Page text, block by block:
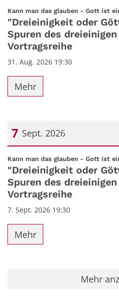
Kann man das glauben - Gott ist
"Dreieinigkeit oder
Spuren des
Vortragsreihe
31. Aug. 2026 19:30
Mehr
7 Sept. 2026
Datum: 7. September 2026
Kann man das glauben - Gott ist
"Dreieinigkeit oder
Spuren des
Vortragsreihe
7. Sept. 2026 19:30
Mehr
Mehr